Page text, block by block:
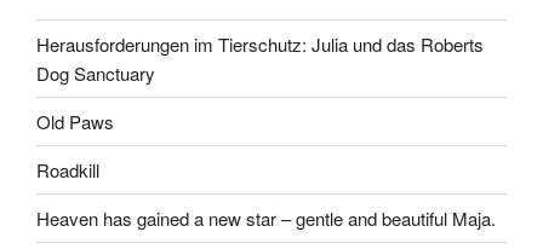
Herausforderungen im Tierschutz: Julia und das Roberts
Dog Sanctuary
Old Paws
Roadkill
Heaven has gained a new star – gentle and beautiful Maja.